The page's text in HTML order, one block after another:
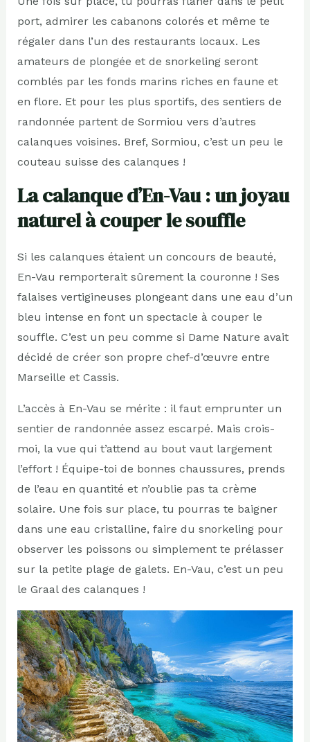
port, admirer les cabanons colorés et même te
régaler dans l’un des restaurants locaux. Les
amateurs de plongée et de snorkeling seront
comblés par les fonds marins riches en faune et
en flore. Et pour les plus sportifs, des sentiers de
randonnée partent de Sormiou vers d’autres
calanques voisines. Bref, Sormiou, c’est un peu le
couteau suisse des calanques !
La calanque d’En-Vau : un joyau
naturel à couper le souffle
Si les calanques étaient un concours de beauté,
En-Vau remporterait sûrement la couronne ! Ses
falaises vertigineuses plongeant dans une eau d’un
bleu intense en font un spectacle à couper le
souffle. C’est un peu comme si Dame Nature avait
décidé de créer son propre chef-d’œuvre entre
Marseille et Cassis.
L’accès à En-Vau se mérite : il faut emprunter un
sentier de randonnée assez escarpé. Mais crois-
moi, la vue qui t’attend au bout vaut largement
l’effort ! Équipe-toi de bonnes chaussures, prends
de l’eau en quantité et n’oublie pas ta crème
solaire. Une fois sur place, tu pourras te baigner
dans une eau cristalline, faire du snorkeling pour
observer les poissons ou simplement te prélasser
sur la petite plage de galets. En-Vau, c’est un peu
le Graal des calanques !